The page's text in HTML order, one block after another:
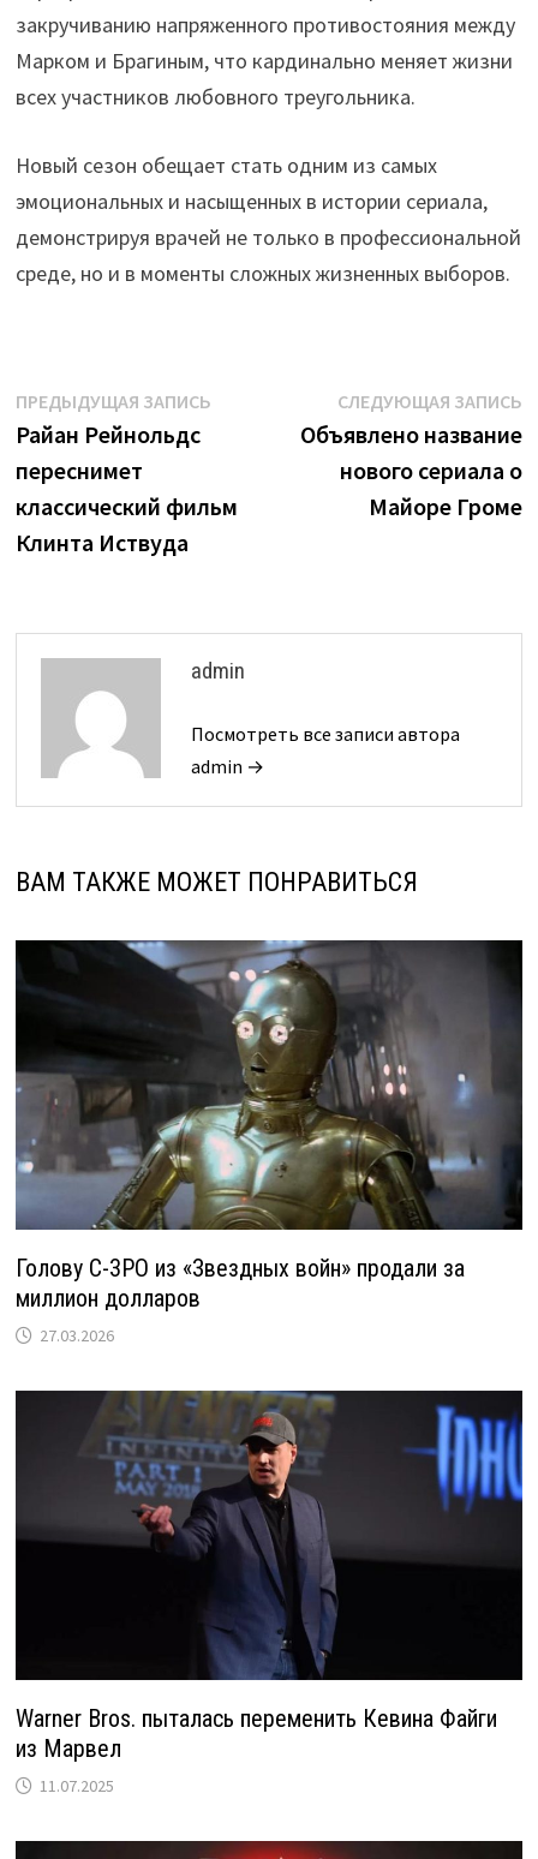
закручиванию напряженного противостояния между
Марком и Брагиным, что кардинально меняет жизни
всех участников любовного треугольника.
Новый сезон обещает стать одним из самых
эмоциональных и насыщенных в истории сериала,
демонстрируя врачей не только в профессиональной
среде, но и в моменты сложных жизненных выборов.
Навигация
по
записям
ПРЕДЫДУЩАЯ ЗАПИСЬПредыдущая
Райан Рейнольдс
переснимет
классический фильм
Клинта Иствуда
СЛЕДУЮЩАЯ ЗАПИСЬ
Объявлено название
нового сериала о
Майоре Громе
admin
Посмотреть все записи автора
admin →
ВАМ ТАКЖЕ МОЖЕТ ПОНРАВИТЬСЯ
Голову C-3PO из «Звездных войн» продали за
миллион долларов
27.03.2026
Warner Bros. пыталась переменить Кевина Файги
из Марвел
11.07.2025